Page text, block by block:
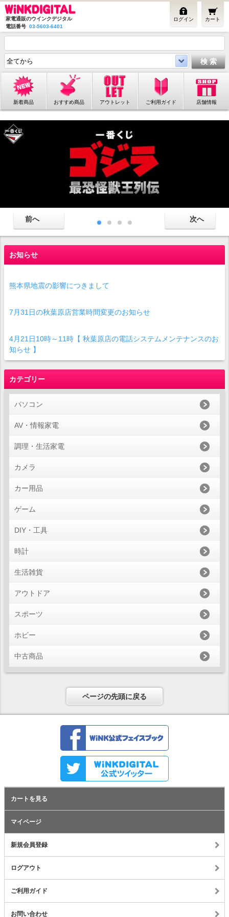
家電通販のウインクデジタル
電話番号 03-5603-6401
カート
ログイン
新着商品 おすすめ商品 アウトレット ご利用ガイド 店舗情報
お知らせ
熊本県地震の影響につきまして
7月31日の秋葉原店営業時間変更のお知らせ
4月21日10時～11時【 秋葉原店の電話システムメンテナンスのお
知らせ 】
カテゴリー
パソコン
AV・情報家電
調理・生活家電
カメラ
カー用品
ゲーム
DIY・工具
時計
生活雑貨
アウトドア
スポーツ
ホビー
中古商品
ページの先頭に戻る
カートを見る
マイページ
新規会員登録
ログアウト
ご利用ガイド
お問い合わせ